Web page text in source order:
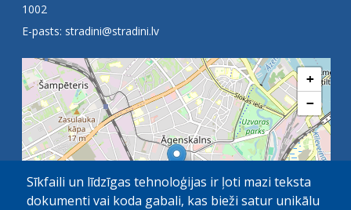
1002
E-pasts: stradini@stradini.lv
+
−
Sīkfaili un līdzīgas tehnoloģijas ir ļoti mazi teksta
dokumenti vai koda gabali, kas bieži satur unikālu